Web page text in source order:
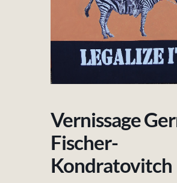
Vernissage
Fischer-
Kondratovitch